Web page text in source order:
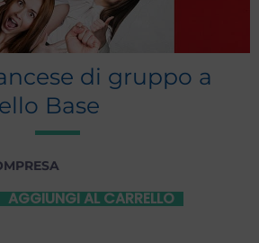
di gruppo a
Base
AGGIUNGI AL CARRELLO